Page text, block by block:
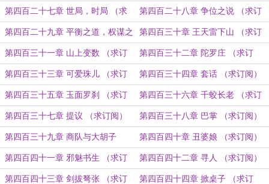
阅） 阅）
第四百二十七章 世局，时局 （求
订阅）
第四百二十八章 争位之说 （求订
阅）
第四百二十九章 平衡之道，权谋之
术 （求订阅）
第四百三十章 王天雷下山 （求订
阅）
第四百三十一章 山上变数 （求订
阅）
第四百三十二章 陀罗庄 （求订
阅）
第四百三十三章 可爱珠儿 （求订
阅）
第四百三十四章 套话 （求订阅）
第四百三十五章 玉面罗刹 （求订
阅）
第四百三十六章 千蛟长老 （求订
阅）
第四百三十七章 提议 （求订阅） 第四百三十八章 巴掌 （求订阅）
第四百三十九章 商队与大胡子
（求订阅）
第四百四十章 丑婆娘 （求订阅）
第四百四十一章 邪魅书生 （求订
阅）
第四百四十二章 寻人 （求订阅）
第四百四十三章 剑拔弩张 （求订 第四百四十四章 掀桌子 （求订